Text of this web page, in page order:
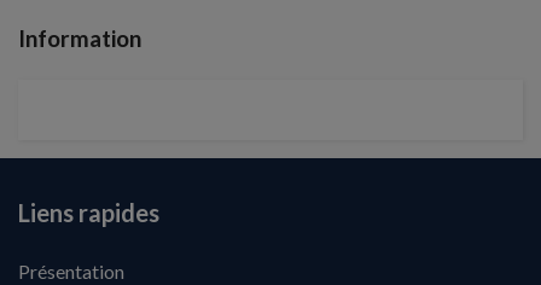
Information
Liens rapides
Présentation